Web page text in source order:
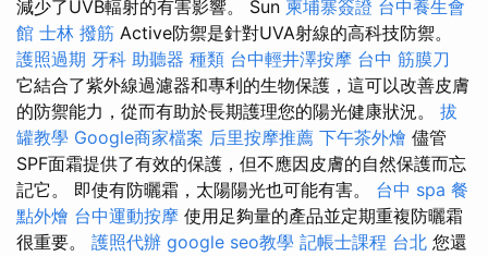
減少了UVB輻射的有害影響。 Sun 柬埔寨簽證 台中養生會
館 士林 撥筋 Active防禦是針對UVA射線的高科技防禦。
護照過期 牙科 助聽器 種類 台中輕井澤按摩 台中 筋膜刀
它結合了紫外線過濾器和專利的生物保護，這可以改善皮膚
的防禦能力，從而有助於長期護理您的陽光健康狀況。 拔
罐教學 Google商家檔案 后里按摩推薦 下午茶外燴 儘管
SPF面霜提供了有效的保護，但不應因皮膚的自然保護而忘
記它。 即使有防曬霜，太陽陽光也可能有害。 台中 spa 餐
點外燴 台中運動按摩 使用足夠量的產品並定期重複防曬霜
很重要。 護照代辦 google seo教學 記帳士課程 台北 您還